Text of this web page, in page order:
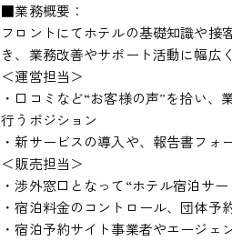
■業務概要：
フロントにてホテルの基礎知識や接
き、業務改善やサポート活動に幅広
＜運営担当＞
・口コミなど“お客様の声”を拾い
行うポジション
・新サービスの導入や、報告書フォ
＜販売担当＞
・渉外窓口となって“ホテル宿泊サ
・宿泊料金のコントロール、団体予
・宿泊予約サイト事業者やエージェ